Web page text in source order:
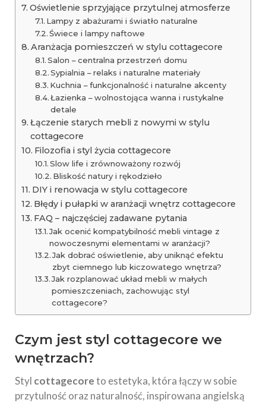
Oświetlenie sprzyjające przytulnej atmosferze
Lampy z abażurami i światło naturalne
Świece i lampy naftowe
Aranżacja pomieszczeń w stylu cottagecore
Salon – centralna przestrzeń domu
Sypialnia – relaks i naturalne materiały
Kuchnia – funkcjonalność i naturalne akcenty
Łazienka – wolnostojąca wanna i rustykalne
detale
Łączenie starych mebli z nowymi w stylu
cottagecore
Filozofia i styl życia cottagecore
Slow life i zrównoważony rozwój
Bliskość natury i rękodzieło
DIY i renowacja w stylu cottagecore
Błędy i pułapki w aranżacji wnętrz cottagecore
FAQ – najczęściej zadawane pytania
Jak ocenić kompatybilność mebli vintage z
nowoczesnymi elementami w aranżacji?
Jak dobrać oświetlenie, aby uniknąć efektu
zbyt ciemnego lub kiczowatego wnętrza?
Jak rozplanować układ mebli w małych
pomieszczeniach, zachowując styl
cottagecore?
Czym jest styl cottagecore we
wnętrzach?
Styl cottagecoreto estetyka, która łączy w sobie
przytulność oraz naturalność, inspirowana angielską